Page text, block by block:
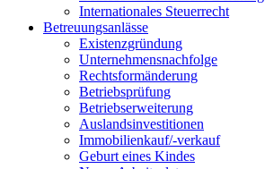
Internationales Steuerrecht
Betreuungsanlässe
Existenzgründung
Unternehmensnachfolge
Rechtsformänderung
Betriebsprüfung
Betriebserweiterung
Auslandsinvestitionen
Immobilienkauf/-verkauf
Geburt eines Kindes